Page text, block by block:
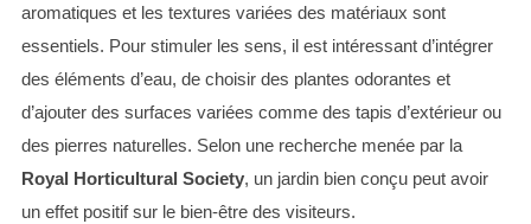
aromatiques et les textures variées des matériaux sont
essentiels. Pour stimuler les sens, il est intéressant d’intégrer
des éléments d’eau, de choisir des plantes odorantes et
d’ajouter des surfaces variées comme des tapis d’extérieur ou
des pierres naturelles. Selon une recherche menée par la
Royal Horticultural Society, un jardin bien conçu peut avoir
un effet positif sur le bien-être des visiteurs.